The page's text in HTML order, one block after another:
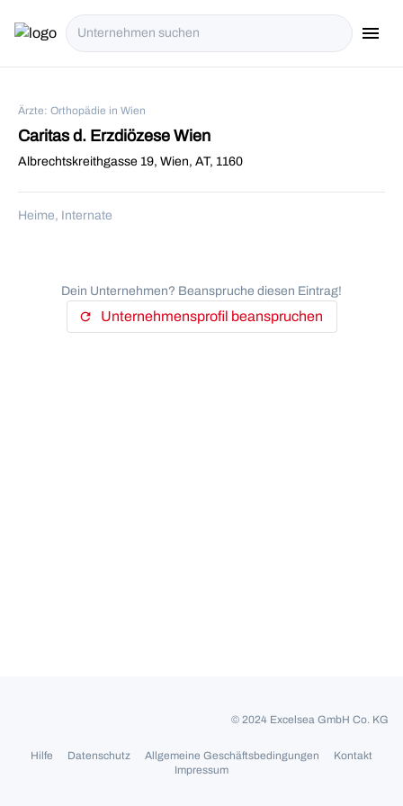
menu
Ärzte: Orthopädie in Wien
Caritas d. Erzdiözese Wien
Albrechtskreithgasse 19, Wien, AT, 1160
Heime, Internate
Dein Unternehmen? Beanspruche diesen Eintrag!
refresh Unternehmensprofil beanspruchen
© 2024 Excelsea GmbH Co. KG
Hilfe Datenschutz Allgemeine Geschäftsbedingungen
Kontakt
Impressum